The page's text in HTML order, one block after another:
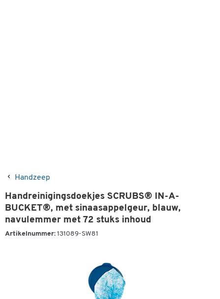
Handzeep
Handreinigingsdoekjes SCRUBS® IN-A-
BUCKET®, met sinaasappelgeur, blauw,
navulemmer met 72 stuks inhoud
Artikelnummer: 131089-SW81